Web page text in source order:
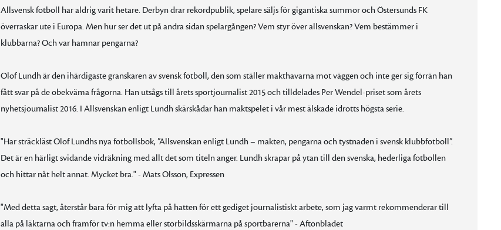
Allsvensk fotboll har aldrig varit hetare. Derbyn drar rekordpublik, spelare säljs för gigantiska summor och Östersunds FK
överraskar ute i Europa. Men hur ser det ut på andra sidan spelargången? Vem styr över allsvenskan? Vem bestämmer i
klubbarna? Och var hamnar pengarna?
Olof Lundh är den ihärdigaste granskaren av svensk fotboll, den som ställer makthavarna mot väggen och inte ger sig förrän han
fått svar på de obekväma frågorna. Han utsågs till årets sportjournalist 2015 och tilldelades Per Wendel-priset som årets
nyhetsjournalist 2016. I Allsvenskan enligt Lundh skärskådar han maktspelet i vår mest älskade idrotts högsta serie.
"Har sträckläst Olof Lundhs nya fotbollsbok, ”Allsvenskan enligt Lundh – makten, pengarna och tystnaden i svensk klubbfotboll”.
Det är en härligt svidande vidräkning med allt det som titeln anger. Lundh skrapar på ytan till den svenska, hederliga fotbollen
och hittar nåt helt annat. Mycket bra." - Mats Olsson, Expressen
"Med detta sagt, återstår bara för mig att lyfta på hatten för ett gediget journalistiskt arbete, som jag varmt rekommenderar till
alla på läktarna och framför tv:n hemma eller storbildsskärmarna på sportbarerna" - Aftonbladet